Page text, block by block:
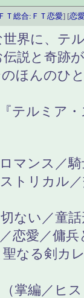
ＦＴ総合:ＦＴ恋愛] [恋
界に、テ
説と奇跡
ほんのひ
テルミア
マンス／
トリカル
ない／童
恋愛／傭
聖なる剣カ
掌編／ヒ